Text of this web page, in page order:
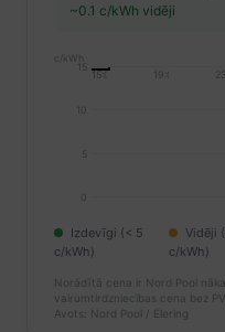
~0.1 c/kWh vidēji
c/kWh
0
5
10
15
15:00 19:00
Izdevīgi (< 5
c/kWh)
Vidēji
c/kWh)
Norādītā cena ir Nord Pool
vairumtirdzniecības cena bez
Avots: Nord Pool / Elering